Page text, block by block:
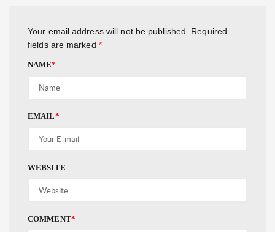
Your email address will not be published. Required
fields are marked *
NAME*
EMAIL*
WEBSITE
COMMENT*